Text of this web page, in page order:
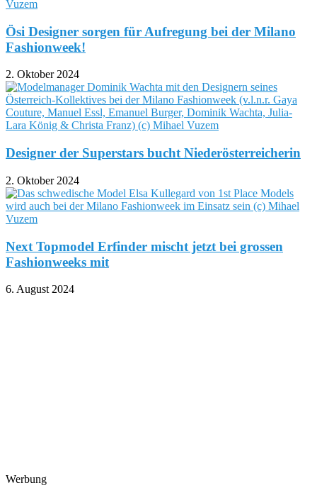
Ösi Designer sorgen für Aufregung bei der Milano
Fashionweek!
2. Oktober 2024
Designer der Superstars bucht Niederösterreicherin
2. Oktober 2024
Next Topmodel Erfinder mischt jetzt bei grossen
Fashionweeks mit
6. August 2024
Werbung